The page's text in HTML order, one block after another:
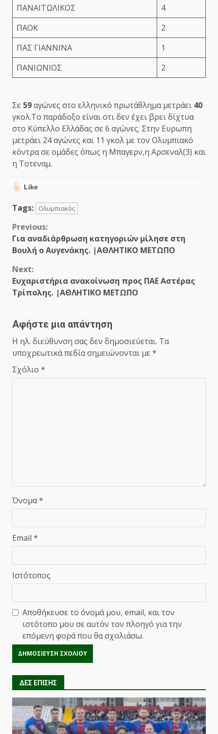
ΠΑΝΑΙΤΩΛΙΚΟΣ
4
ΠΑΟΚ
2
ΠΑΣ ΓΙΑΝΝΙΝΑ
1
ΠΑΝΙΩΝΙΟΣ
2
Σε 59αγώνες στο ελληνικό πρωτάθλημα μετράει 40
γκολ.Το παράδοξο είναι οτι δεν έχει βρει δίχτυα
στο Κύπελλο Ελλάδας σε 6 αγώνες. Στην Ευρωπη
μετράει 24 αγώνες και 11 γκολ με τον Ολυμπιακό
κόντρα σε ομάδες όπως η Μπαγερν,η Αρσεναλ(3) και
η Τοτεναμ.
Like
Tags: Ολυμπιακός
Continue
Reading
Previous:
Για αναδιάρθρωση κατηγοριών μίλησε στη
Βουλή ο Αυγενάκης. |ΑΘΛΗΤΙΚΟ ΜΕΤΩΠΟ
Next:
Ευχαριστήρια ανακοίνωση προς ΠΑΕ Αστέρας
Τρίπολης. |ΑΘΛΗΤΙΚΟ ΜΕΤΩΠΟ
Αφήστε μια απάντηση
Η ηλ. διεύθυνση σας δεν δημοσιεύεται. Τα
υποχρεωτικά πεδία σημειώνονται με *
Σχόλιο *
Όνομα*
Email *
Ιστότοπος
Αποθήκευσε το όνομά μου, email, και τον
ιστότοπο μου σε αυτόν τον πλοηγό για την
επόμενη φορά που θα σχολιάσω.
ΔΕΣ ΕΠΙΣΗΣ